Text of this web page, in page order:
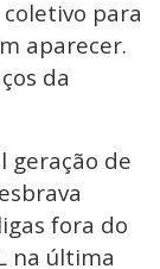
para
aparecer.
da
geração de
fora do
na última